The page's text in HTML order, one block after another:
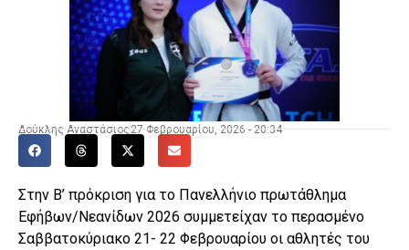
Δούκλης Αναστάσιος 27 Φεβρουαρίου, 2026 - 20:34
Στην Β’ πρόκριση για το Πανελλήνιο πρωτάθλημα
Εφήβων/Νεανίδων 2026 συμμετείχαν το περασμένο
Σαββατοκύριακο 21- 22 Φεβρουαρίου οι αθλητές του